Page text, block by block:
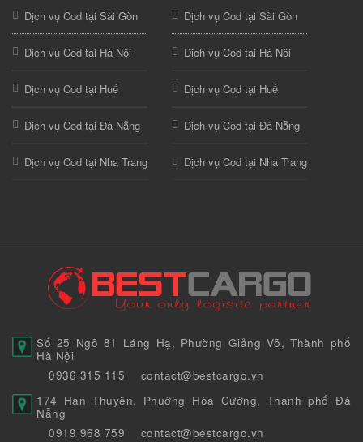
Dịch vụ Cod tại Sài Gòn
Dịch vụ Cod tại Hà Nội
Dịch vụ Cod tại Huế
Dịch vụ Cod tại Đà Nẵng
Dịch vụ Cod tại Nha Trang
Dịch vụ Cod tại Sài Gòn
Dịch vụ Cod tại Hà Nội
Dịch vụ Cod tại Huế
Dịch vụ Cod tại Đà Nẵng
Dịch vụ Cod tại Nha Trang
Số 25 Ngõ 81 Láng Hạ, Phường Giảng Võ, Thành phố
Hà Nội
0936 315 115
contact@bestcargo.vn
174 Hàn Thuyên, Phường Hòa Cường, Thành phố Đà
Nẵng
0919 968 759
contact@bestcargo.vn